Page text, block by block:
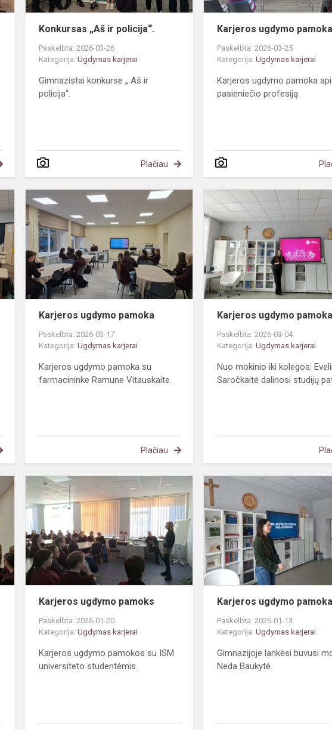
Konkursas „Aš ir policija“.
Paskelbta: 2026-03-26
Kategorija:Ugdymas karjerai
Gimnazistai konkurse „ Aš ir
policija“.
Plačiau
Karjeros ugdymo pamoka
Paskelbta: 2026-03-25
Kategorija:Ugdymas karjerai
Karjeros ugdymo pamoka
pasieniečio profesiją.
Karjeros
ugdymo
pamoka
ugdymo
pamoka
Karjeros ugdymo pamoka
Paskelbta: 2026-03-17
Kategorija:Ugdymas karjerai
Karjeros ugdymo pamoka su
farmacininke Ramune Vitauskaite.
Plačiau
Karjeros ugdymo pamoka
Paskelbta: 2026-03-04
Kategorija:Ugdymas karjerai
Nuo mokinio iki kolegos:
Saročkaitė dalinosi studijų
Karjeros
ugdymo
pamoka
Karjeros
ugdymo
pamoks
Karjeros ugdymo pamoks
Paskelbta: 2026-01-20
Kategorija:Ugdymas karjerai
Karjeros ugdymo pamokos su ISM
universiteto studentėmis.
Karjeros ugdymo pamoka
Paskelbta: 2026-01-13
Kategorija:Ugdymas karjerai
Gimnazijoje lankėsi buvusi
Neda Baukytė.